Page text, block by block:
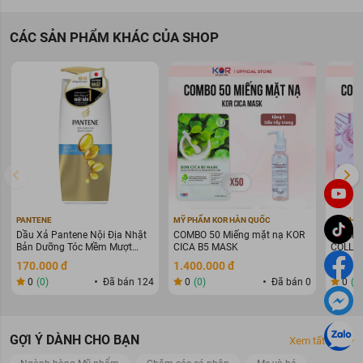
tiết trên bề mặt da.
nuôi dưỡng làn da săn chắc và khỏe mạnh.
Chất liệu 100% từ cotton không gây kích ứng, ôm khít da mặt,
giúp cung cấp các dưỡng chất thẩm thấu sâu vào da hiệu quả
nhất, mang lại cảm giác thư giãn dễ chịu trong suốt quá trình đắp
CÁC SẢN PHẨM KHÁC CỦA SHOP
PANTENE
Dầu Xả Pantene Nội Địa Nhật
Bản Dưỡng Tóc Mềm Mượt
400g
170.000 đ
0 (0) Đã bán 124
MỸ PHẨM KOR HÀN QUỐC
COMBO 50 Miếng mặt nạ KOR
CICA B5 MASK
1.400.000 đ
0 (0) Đã bán 0
MỸ
0 (0)
GỢI Ý DÀNH CHO BẠN Xem tất cả